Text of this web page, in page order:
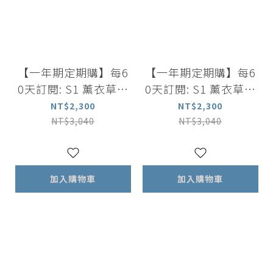
【一年期定期購】每6
0天訂閱: S1 薰衣草迷
迭香洗髮露500ml +薰
衣草洋甘菊舒緩沐浴露
噴霧 100ml
NT$2,300
NT$3,040
加入購物車
【一年期定期購】每6
0天訂閱: S1 薰衣草迷
迭香洗髮露500ml +尤
加利葉茶樹沐浴露 500
100ml
NT$2,300
NT$3,040
加入購物車